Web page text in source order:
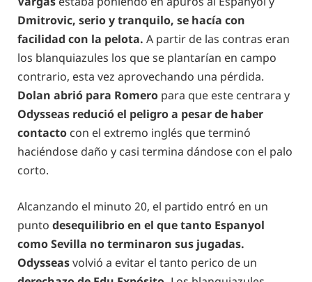
Dmitrovic, serio y tranquilo, se hacía con
facilidad con la pelota. A partir de las contras eran
los blanquiazules los que se plantarían en campo
contrario, esta vez aprovechando una pérdida.
Dolan abrió para Romero para que este centrara y
Odysseas redució el peligro a pesar de haber
contacto con el extremo inglés que terminó
haciéndose daño y casi termina dándose con el palo
corto.
Alcanzando el minuto 20, el partido entró en un
punto desequilibrio en el que tanto Espanyol
como Sevilla no terminaron sus jugadas.
Odysseasvolvió a evitar el tanto perico de un